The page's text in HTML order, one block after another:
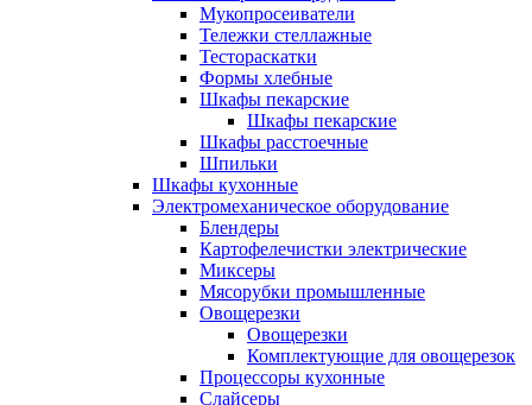
Мукопросеиватели
Тележки стеллажные
Тестораскатки
Формы хлебные
Шкафы пекарские
Шкафы пекарские
Шкафы расстоечные
Шпильки
Шкафы кухонные
Электромеханическое оборудование
Блендеры
Картофелечистки электрические
Миксеры
Мясорубки промышленные
Овощерезки
Овощерезки
Комплектующие для овощерезок
Процессоры кухонные
Слайсеры